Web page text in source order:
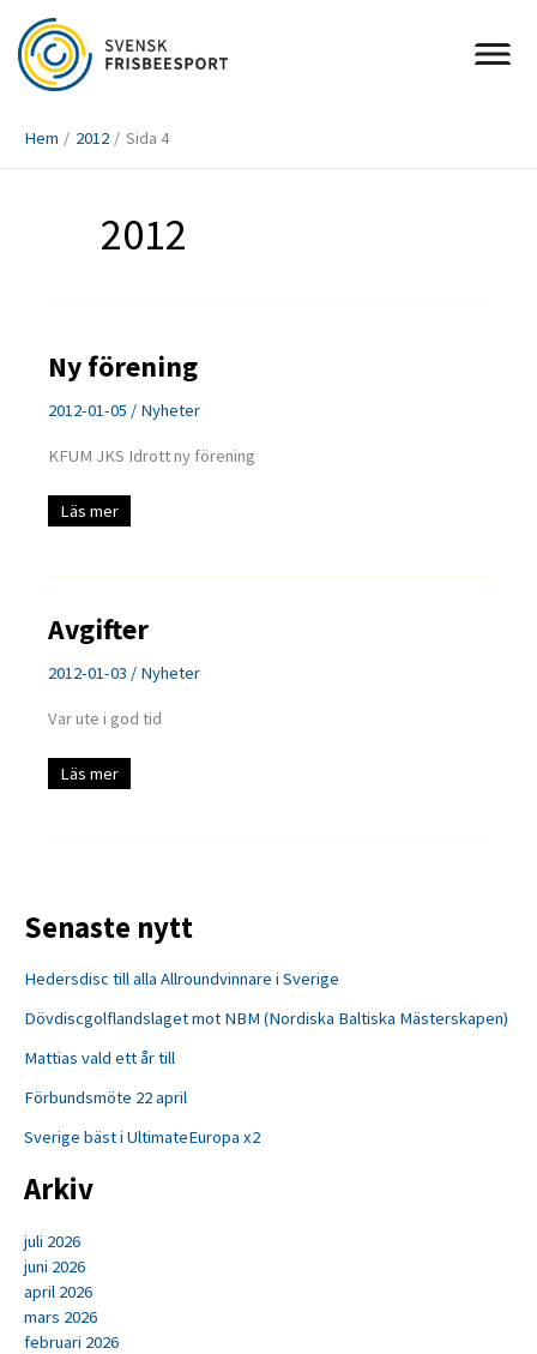
innehåll
Hem 2012 Sida 4
2012
Ny förening
2012-01-05 / Nyheter
KFUM JKS Idrott ny förening
Ny
förening
Läs mer
Avgifter
2012-01-03 / Nyheter
Var ute i god tid
Avgifter
Läs mer
Senaste nytt
Hedersdisc till alla Allroundvinnare i Sverige
Dövdiscgolflandslaget mot NBM (Nordiska Baltiska Mästerskapen)
Mattias vald ett år till
Förbundsmöte 22 april
Sverige bäst i UltimateEuropa x2
Arkiv
juli 2026
juni 2026
april 2026
mars 2026
februari 2026